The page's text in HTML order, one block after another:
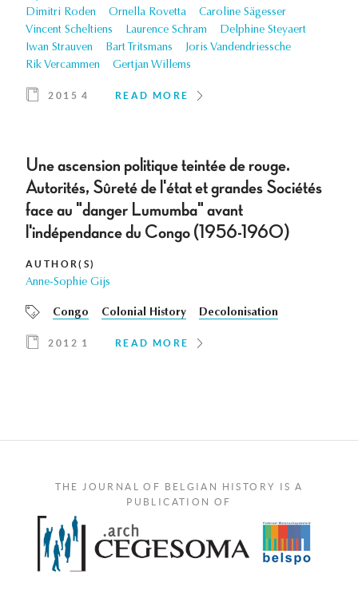
Dimitri Roden
Ornella Rovetta
Caroline Sägesser
Vincent Scheltiens
Laurence Schram
Delphine Steyaert
Iwan Strauven
Bart Tritsmans
Joris Vandendriessche
Rik Vercammen
Gertjan Willems
2015 4 READ MORE
Une ascension politique teintée de rouge.
Autorités, Sûreté de l'état et grandes Sociétés
face au "danger Lumumba" avant
l'indépendance du Congo (1956-1960)
AUTHOR(S)
Anne-Sophie Gijs
Congo Colonial History Decolonisation
2012 1 READ MORE
THE JOURNAL OF BELGIAN HISTORY IS A
PUBLICATION OF